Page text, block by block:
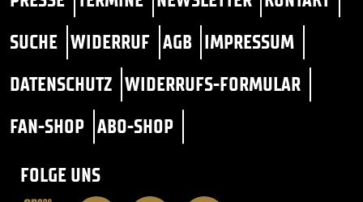
SUCHE WIDERRUF AGB IMPRESSUM
DATENSCHUTZ WIDERRUFS-FORMULAR
FAN-SHOP ABO-SHOP
FOLGE UNS